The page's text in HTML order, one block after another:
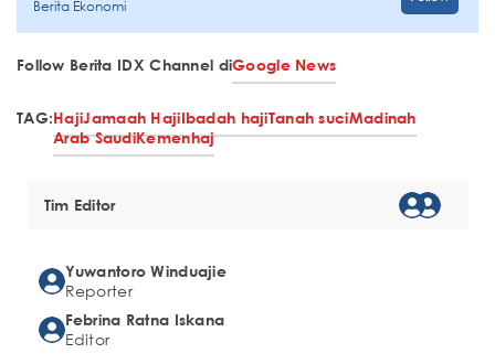
Berita Ekonomi
Follow Berita IDX Channel diGoogle News
TAG:HajiJamaah HajiIbadah hajiTanah suciMadinah
Arab SaudiKemenhaj
Tim Editor
Yuwantoro Winduajie
Reporter
Febrina Ratna Iskana
Editor